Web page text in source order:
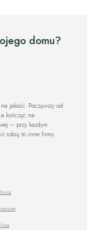
domu?
jakość. Począwszy od
kończąc na
– przy każdym
robią to inne firmy.